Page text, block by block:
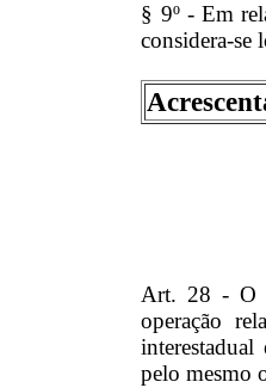
§ 9º - Em
considera-se
Art. 28 - O
operação
pelo mesmo